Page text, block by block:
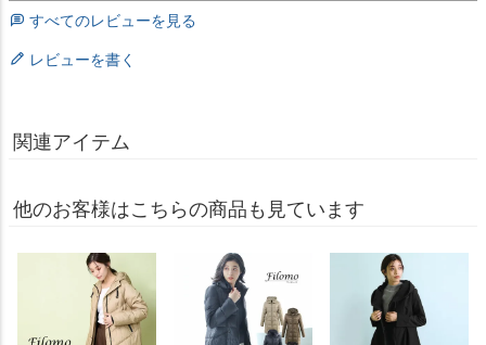
すべてのレビューを見る
レビューを書く
関連アイテム
他のお客様はこちらの商品も見ています